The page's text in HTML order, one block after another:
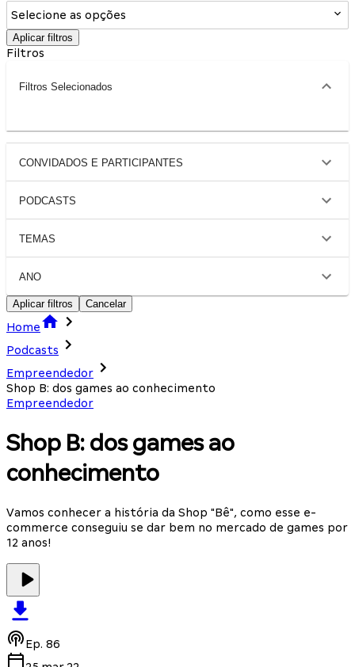
Selecione as opções
Aplicar filtros
Filtros
Filtros Selecionados
CONVIDADOS E PARTICIPANTES
PODCASTS
TEMAS
ANO
Aplicar filtros Cancelar
Home
Podcasts
Empreendedor
Shop B: dos games ao conhecimento
Empreendedor
Shop B: dos games ao
conhecimento
Vamos conhecer a história da Shop "Bê", como esse e-
commerce conseguiu se dar bem no mercado de games por
12 anos!
Ep. 86